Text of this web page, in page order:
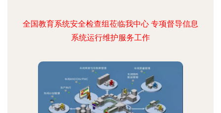
全国教育系统安全检查组莅临我中心 专项督导信息
系统运行维护服务工作